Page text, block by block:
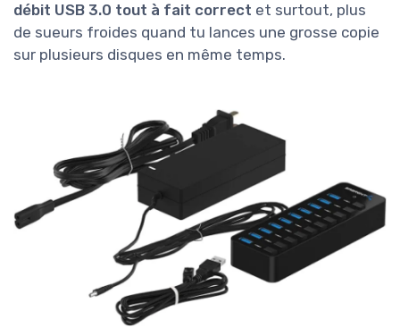
débit USB 3.0 tout à fait correct et surtout, plus
de sueurs froides quand tu lances une grosse copie
sur plusieurs disques en même temps.